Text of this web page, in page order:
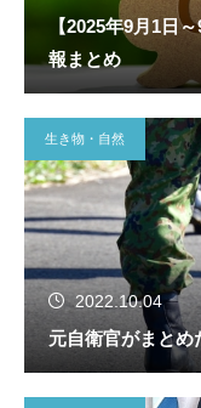
【2025年9月1日
報まとめ
生き物・自然
2022.10.04
元自衛官がまと